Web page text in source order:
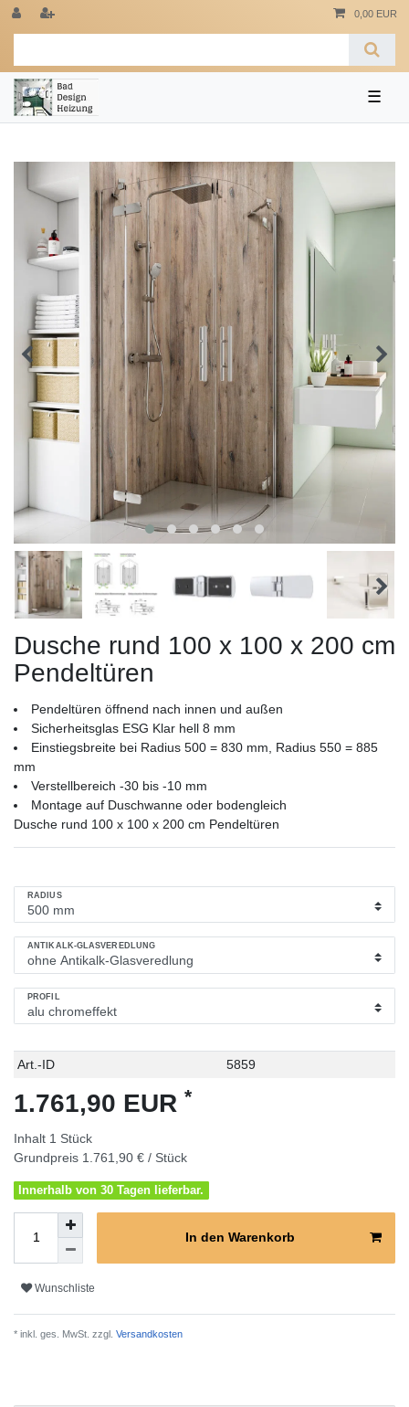
0,00 EUR
☰
Dusche rund 100 x 100 x 200 cm
Pendeltüren
Pendeltüren öffnend nach innen und außen
Sicherheitsglas ESG Klar hell 8 mm
Einstiegsbreite bei Radius 500 = 830 mm, Radius 550 = 885
mm
Verstellbereich -30 bis -10 mm
Montage auf Duschwanne oder bodengleich
Dusche rund 100 x 100 x 200 cm Pendeltüren
RADIUS
ANTIKALK-GLASVEREDLUNG
PROFIL
Technisches
Wert
Art.-ID 5859
1.761,90 EUR *
Inhalt 1 Stück
Grundpreis 1.761,90 € / Stück
Innerhalb von 30 Tagen lieferbar.
In den Warenkorb
Wunschliste
* inkl. ges. MwSt. zzgl. Versandkosten